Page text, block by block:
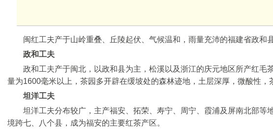
闽红工夫产于山岭重叠、丘陵起伏、气候温和，雨量充沛的福建省政和
政和工夫
政和工夫产于闽北，以政和县为主，松溪以及浙江的庆元地区所产红
量为1600毫米以上，茶园多开辟在缓坡处的森林迹地，土层深厚，微酸性，
坦洋工夫
坦洋工夫分布较广，主产福安、拓荣、寿宁、周宁、霞浦及屏南北部
境跨七、八个县，成为福安的主要红茶产区。